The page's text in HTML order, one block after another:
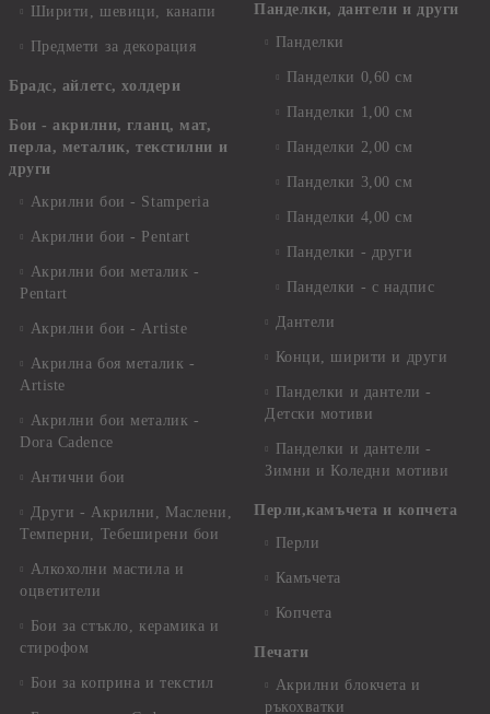
Ширити, шевици, канапи
Предмети за декорация
Брадс, айлетс, холдери
Бои - акрилни, гланц, мат,
перла, металик, текстилни и
други
Акрилни бои - Stamperia
Акрилни бои - Pentart
Акрилни бои металик -
Pentart
Акрилни бои - Artiste
Акрилна боя металик -
Artiste
Акрилни бои металик -
Dora Cadence
Антични бои
Други - Акрилни, Маслени,
Темперни, Тебеширени бои
Алкохолни мастила и
оцветители
Бои за стъкло, керамика и
стирофом
Бои за коприна и текстил
Панделки, дантели и други
Панделки
Панделки 0,60 см
Панделки 1,00 см
Панделки 2,00 см
Панделки 3,00 см
Панделки 4,00 см
Панделки - други
Панделки - с надпис
Дантели
Конци, ширити и други
Панделки и дантели -
Детски мотиви
Панделки и дантели -
Зимни и Коледни мотиви
Перли,камъчета и копчета
Перли
Камъчета
Копчета
Печати
Акрилни блокчета и
ръкохватки